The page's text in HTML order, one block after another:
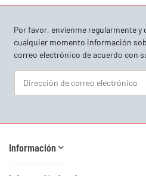
Por favor, envíenme regularmente y
cualquier momento información
correo electrónico de acuerdo con
Información